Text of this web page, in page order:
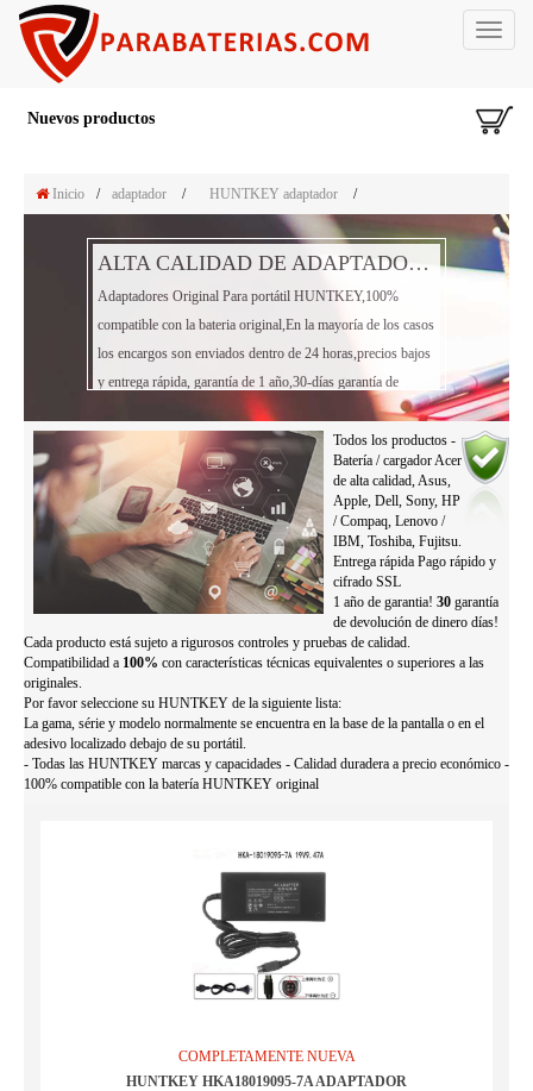
Toggle
Nuevos productos
Inicio / adaptador / HUNTKEY adaptador /
ALTA CALIDAD DE ADAPTADOR PORTÁTIL HUNTKEY
Adaptadores Original Para portátil HUNTKEY,100%
compatible con la bateria original,En la mayoría de los casos
los encargos son enviados dentro de 24 horas,precios bajos
y entrega rápida, garantía de 1 año,30-días garantía de
Todos los productos -
Batería / cargador Acer
de alta calidad, Asus,
Apple, Dell, Sony, HP
/ Compaq, Lenovo /
IBM, Toshiba, Fujitsu.
Entrega rápida Pago rápido y
cifrado SSL
1 año de garantia! 30 garantía
de devolución de dinero días!
Cada producto está sujeto a rigurosos controles y pruebas de calidad.
Compatibilidad a 100% con características técnicas equivalentes o superiores a las
originales.
Por favor seleccione su HUNTKEY de la siguiente lista:
La gama, série y modelo normalmente se encuentra en la base de la pantalla o en el
adesivo localizado debajo de su portátil.
- Todas las HUNTKEY marcas y capacidades - Calidad duradera a precio económico -
100% compatible con la batería HUNTKEY original
COMPLETAMENTE NUEVA
HUNTKEY HKA18019095-7A ADAPTADOR